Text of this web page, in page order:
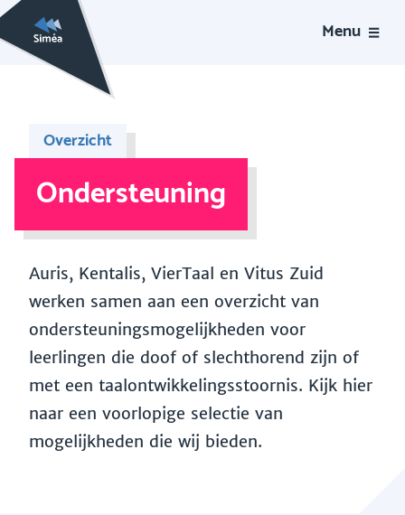
Menu
Overzicht
Ondersteuning
Auris, Kentalis, VierTaal en Vitus Zuid
werken samen aan een overzicht van
ondersteuningsmogelijkheden voor
leerlingen die doof of slechthorend zijn of
met een taalontwikkelingsstoornis. Kijk hier
naar een voorlopige selectie van
mogelijkheden die wij bieden.